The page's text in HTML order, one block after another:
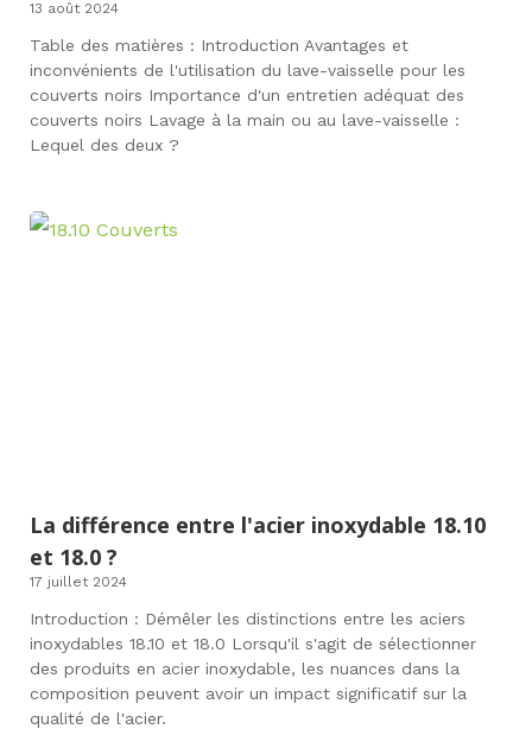
13 août 2024
Table des matières : Introduction Avantages et
inconvénients de l'utilisation du lave-vaisselle pour les
couverts noirs Importance d'un entretien adéquat des
couverts noirs Lavage à la main ou au lave-vaisselle :
Lequel des deux ?
La différence entre l'acier inoxydable 18.10
et 18.0 ?
17 juillet 2024
Introduction : Démêler les distinctions entre les aciers
inoxydables 18.10 et 18.0 Lorsqu'il s'agit de sélectionner
des produits en acier inoxydable, les nuances dans la
composition peuvent avoir un impact significatif sur la
qualité de l'acier.